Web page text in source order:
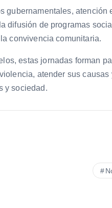
gubernamentales,
difusión de programas
convivencia comunitaria.
estas jornadas forman
atender sus
y sociedad.